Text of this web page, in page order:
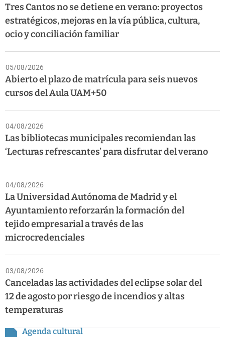
Tres Cantos no se detiene en verano: proyectos
estratégicos, mejoras en la vía pública, cultura,
ocio y conciliación familiar
05/08/2026
Abierto el plazo de matrícula para seis nuevos
cursos del Aula UAM+50
04/08/2026
Las bibliotecas municipales recomiendan las
‘Lecturas refrescantes’ para disfrutar del verano
04/08/2026
La Universidad Autónoma de Madrid y el
Ayuntamiento reforzarán la formación del
tejido empresarial a través de las
microcredenciales
03/08/2026
Canceladas las actividades del eclipse solar del
12 de agosto por riesgo de incendios y altas
temperaturas
Agenda cultural